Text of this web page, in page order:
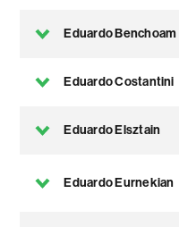
Eduardo Benchoam
Eduardo Costantini
Eduardo Elsztain
Eduardo Eurnekian